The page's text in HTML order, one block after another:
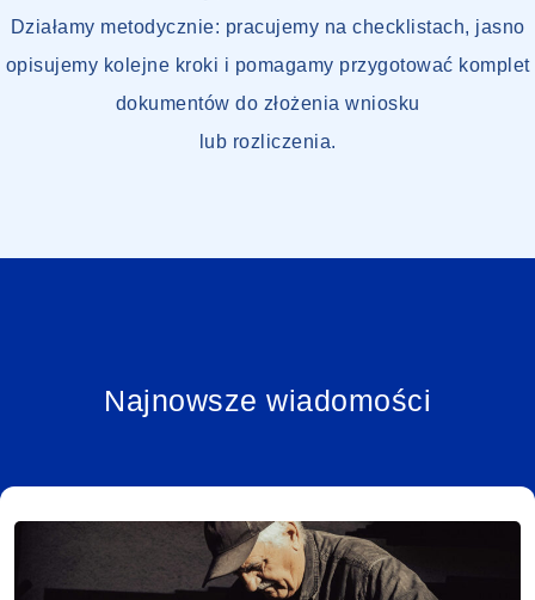
Działamy metodycznie: pracujemy na checklistach, jasno
opisujemy kolejne kroki i pomagamy przygotować komplet
dokumentów do złożenia wniosku
lub rozliczenia.
Najnowsze wiadomości